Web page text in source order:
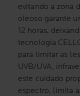
evitando a zona
oleoso garante
12 horas,
tecnologia
para limitar as
UVB/UVA,
este cuidado
espectro, limita